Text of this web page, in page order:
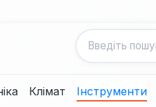
Клімат Інструменти